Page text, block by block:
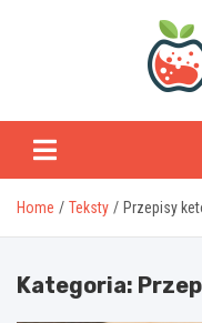
Home Teksty Przepisy
Kategoria: